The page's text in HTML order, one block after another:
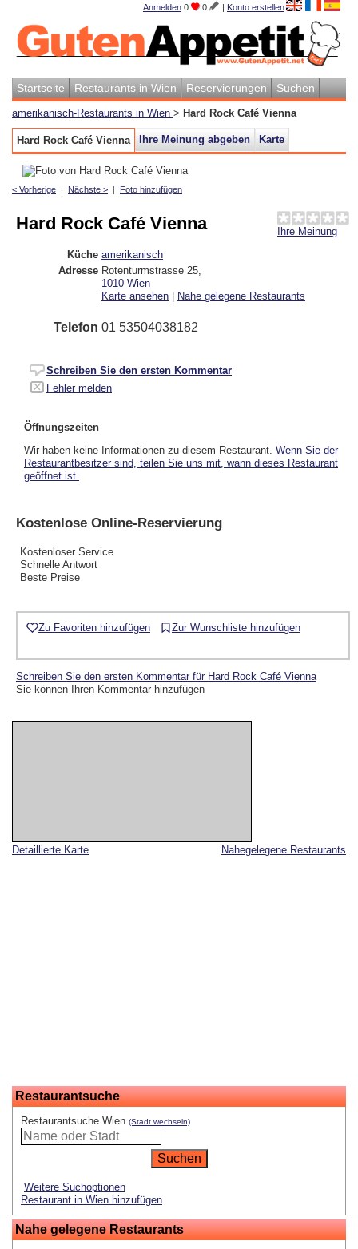
Anmelden 0 0 | Konto erstellen
Startseite Restaurants in Wien Reservierungen Suchen
amerikanisch-Restaurants in Wien > Hard Rock Café Vienna
Hard Rock Café Vienna Ihre Meinung abgeben Karte
< Vorherige | Nächste > | Foto hinzufügen
Nahegelegene Restaurants
Detaillierte Karte
Restaurantsuche
Restaurantsuche Wien (Stadt wechseln)
Weitere Suchoptionen
Restaurant in Wien hinzufügen
Nahe gelegene Restaurants
Ihre Meinung
Hard Rock Café Vienna
Küche amerikanisch
Adresse Rotenturmstrasse 25
1010 Wien
Karte ansehen | Nahe gelegene Restaurants
Telefon 01 53504038182
Schreiben Sie den ersten Kommentar
Fehler melden
Öffnungszeiten
Wir haben keine Informationen zu diesem Restaurant. Wenn Sie der
Restaurantbesitzer sind, teilen Sie uns mit, wann dieses Restaurant
geöffnet ist.
Kostenlose Online-Reservierung
Kostenloser Service
Schnelle Antwort
Beste Preise
Zu Favoriten hinzufügen Zur Wunschliste hinzufügen
Schreiben Sie den ersten Kommentar für Hard Rock Café Vienna
Sie können Ihren Kommentar hinzufügen